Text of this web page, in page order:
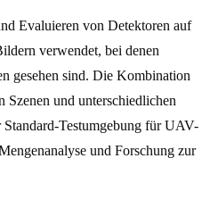
Evaluieren von Detektoren auf
verwendet, bei denen
gesehen sind. Die Kombination
Szenen und unterschiedlichen
Testumgebung für UAV-
und Forschung zur